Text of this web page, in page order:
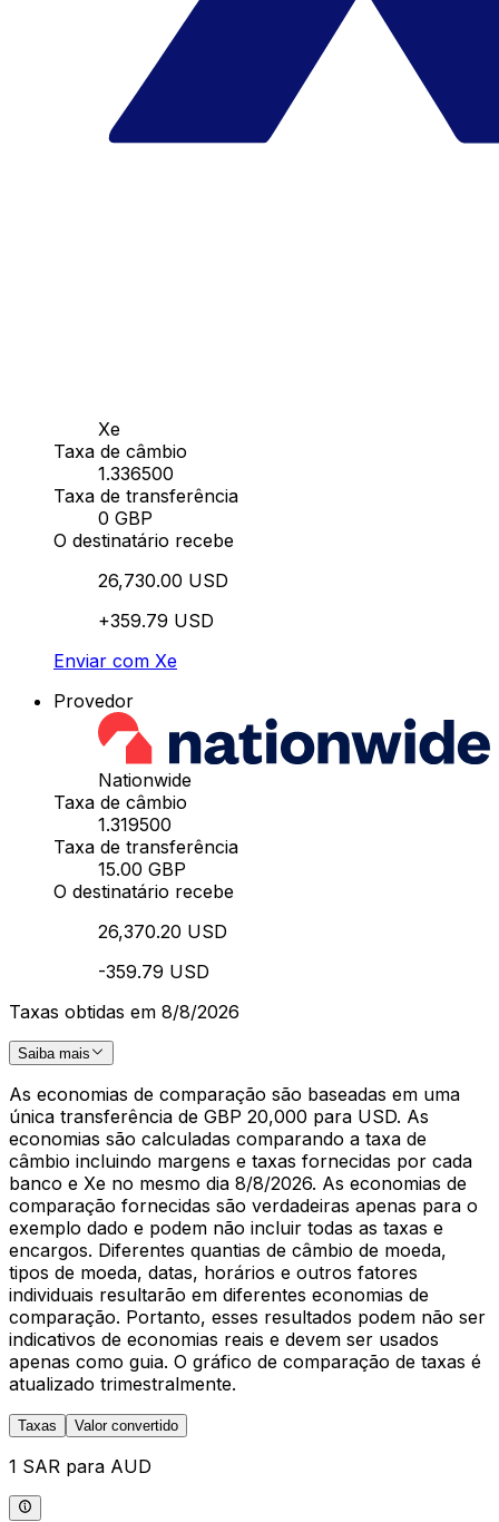
Xe
Taxa de câmbio
1.336500
Taxa de transferência
0 GBP
O destinatário recebe
26,730.00 USD
+359.79 USD
Enviar com Xe
Provedor
Nationwide
Taxa de câmbio
1.319500
Taxa de transferência
15.00 GBP
O destinatário recebe
26,370.20 USD
-359.79 USD
Taxas obtidas em 8/8/2026
Saiba mais
As economias de comparação são baseadas em uma
única transferência de GBP 20,000 para USD. As
economias são calculadas comparando a taxa de
câmbio incluindo margens e taxas fornecidas por cada
banco e Xe no mesmo dia 8/8/2026. As economias de
comparação fornecidas são verdadeiras apenas para o
exemplo dado e podem não incluir todas as taxas e
encargos. Diferentes quantias de câmbio de moeda,
tipos de moeda, datas, horários e outros fatores
individuais resultarão em diferentes economias de
comparação. Portanto, esses resultados podem não ser
indicativos de economias reais e devem ser usados
apenas como guia. O gráfico de comparação de taxas é
atualizado trimestralmente.
Taxas Valor convertido
1 SAR para AUD